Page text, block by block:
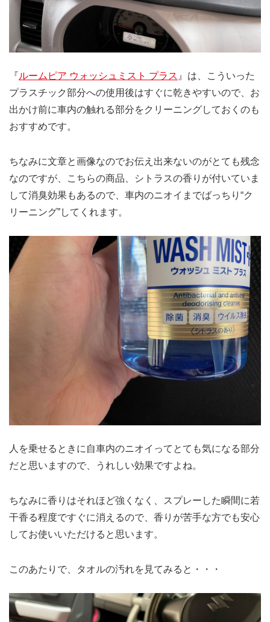
『ルームピア ウォッシュミスト プラス 』は、こういった
プラスチック部分への使用後はすぐに乾きやすいので、お
出かけ前に車内の触れる部分をクリーニングしておくのも
おすすめです。
ちなみに文章と画像なのでお伝え出来ないのがとても残念
なのですが、こちらの商品、シトラスの香りが付いていま
して消臭効果もあるので、車内のニオイまでばっちり“ク
リーニング”してくれます。
人を乗せるときに自車内のニオイってとても気になる部分
だと思いますので、うれしい効果ですよね。
ちなみに香りはそれほど強くなく、スプレーした瞬間に若
干香る程度ですぐに消えるので、香りが苦手な方でも安心
してお使いいただけると思います。
このあたりで、タオルの汚れを見てみると・・・